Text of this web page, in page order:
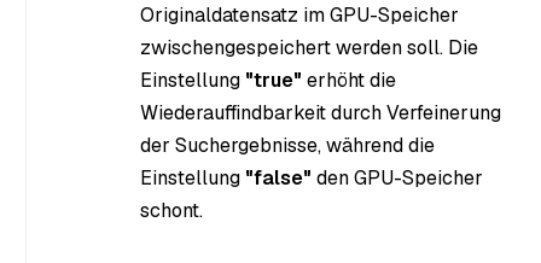
Originaldatensatz im GPU-Speicher
zwischengespeichert werden soll. Die
Einstellung "true" erhöht die
Wiederauffindbarkeit durch Verfeinerung
der Suchergebnisse, während die
Einstellung "false" den GPU-Speicher
schont.